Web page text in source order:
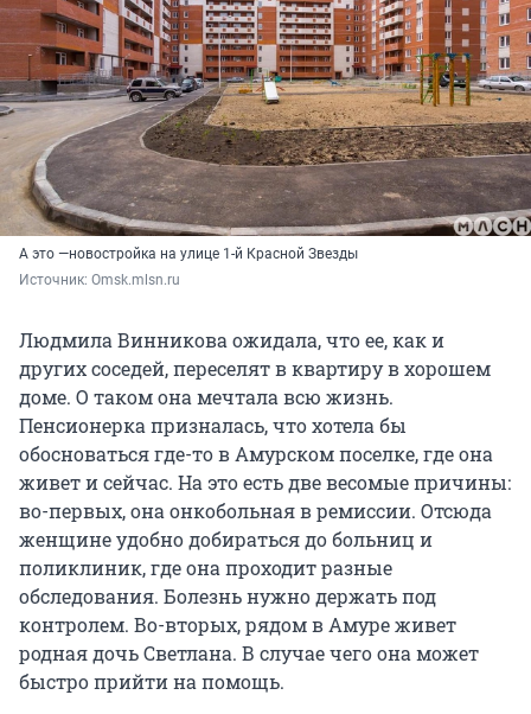
А это —новостройка на улице 1-й Красной Звезды
Источник: Omsk.mlsn.ru
Людмила Винникова ожидала, что ее, как и
других соседей, переселят в квартиру в хорошем
доме. О таком она мечтала всю жизнь.
Пенсионерка призналась, что хотела бы
обосноваться где-то в Амурском поселке, где она
живет и сейчас. На это есть две весомые причины:
во-первых, она онкобольная в ремиссии. Отсюда
женщине удобно добираться до больниц и
поликлиник, где она проходит разные
обследования. Болезнь нужно держать под
контролем. Во-вторых, рядом в Амуре живет
родная дочь Светлана. В случае чего она может
быстро прийти на помощь.